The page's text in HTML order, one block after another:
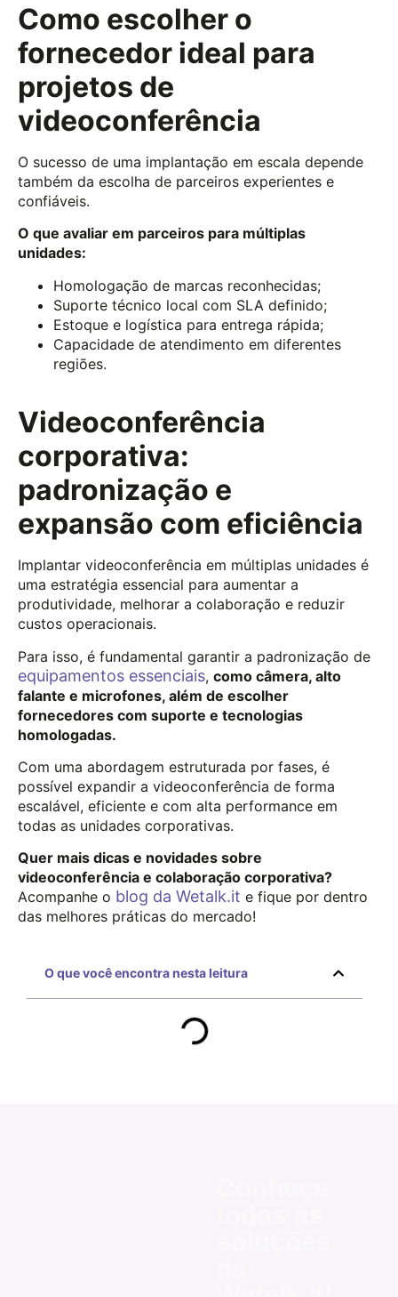
Como escolher o
fornecedor ideal para
projetos de
videoconferência
O sucesso de uma implantação em escala depende
também da escolha de parceiros experientes e
confiáveis.
O que avaliar em parceiros para múltiplas
unidades:
Homologação de marcas reconhecidas;
Suporte técnico local com SLA definido;
Estoque e logística para entrega rápida;
Capacidade de atendimento em diferentes
regiões.
Videoconferência
corporativa:
padronização e
expansão com eficiência
Implantar videoconferência em múltiplas unidades é
uma estratégia essencial para aumentar a
produtividade, melhorar a colaboração e reduzir
custos operacionais.
Para isso, é fundamental garantir a padronização de
equipamentos essenciais, como câmera, alto
falante e microfones, além de escolher
fornecedores com suporte e tecnologias
homologadas.
Com uma abordagem estruturada por fases, é
possível expandir a videoconferência de forma
escalável, eficiente e com alta performance em
todas as unidades corporativas.
Quer mais dicas e novidades sobre
videoconferência e colaboração corporativa?
Acompanhe o blog da Wetalk.it e fique por dentro
das melhores práticas do mercado!
O que você encontra nesta leitura